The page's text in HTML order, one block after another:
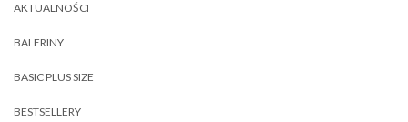
AKTUALNOŚCI
BALERINY
BASIC PLUS SIZE
BESTSELLERY